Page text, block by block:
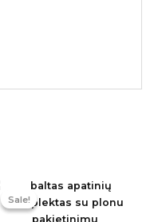
Sale!
Sale!
Original
price
was:
34,00 €.
Current
price
is: